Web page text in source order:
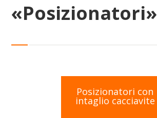
«Posizionatori»
Posizionatori con
intaglio cacciavite